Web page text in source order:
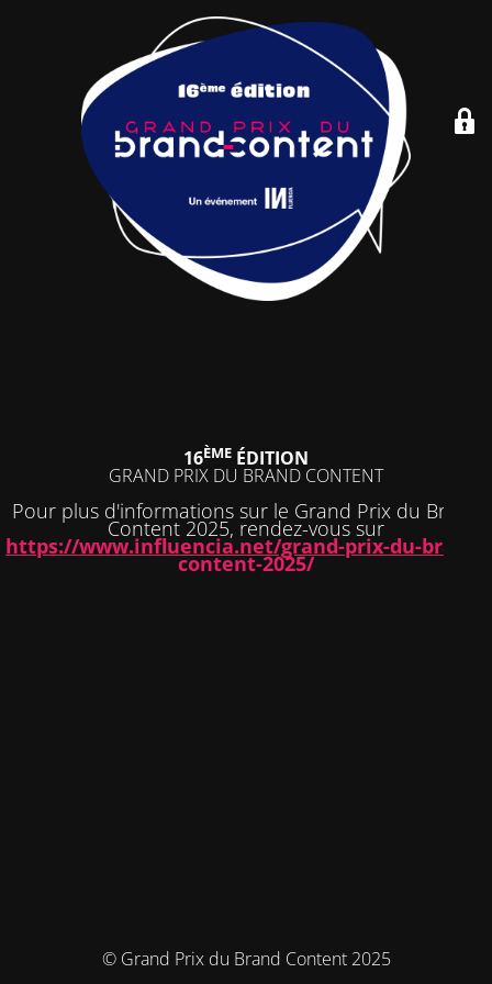
16ÈME ÉDITION
GRAND PRIX DU BRAND CONTENT
Pour plus d'informations sur le Grand Prix du Brand
Content 2025, rendez-vous sur
https://www.influencia.net/grand-prix-du-brand-
content-2025/
© Grand Prix du Brand Content 2025